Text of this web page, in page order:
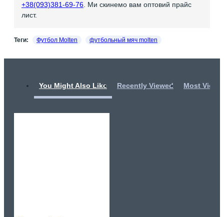
+38(093)381-69-76. Ми скинемо вам оптовий прайс
лист.
Теги: Футбол Molten футбольный мяч molten
You Might Also Like Recently Viewed Most